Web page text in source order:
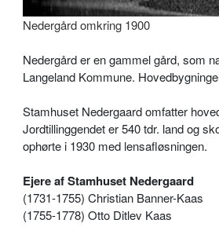
Nedergård omkring 1900
Nedergård er en gammel gård, som
Langeland Kommune.
Stamhuset Nedergaard omfatter
Jordtillinggendet er 540 tdr. land og
ophørte i 1930 med lensafløsningen.
Ejere af Stamhuset Nedergaard
(1731-1755) Christian Banner-Kaas
(1755-1778) Otto Ditlev Kaas